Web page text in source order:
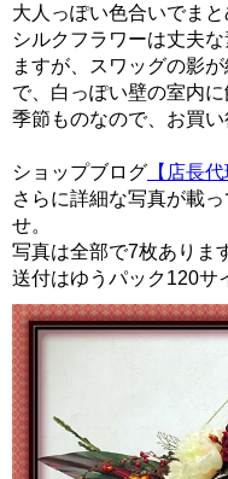
大人っぽい色合いでまと
シルクフラワーは丈夫
ますが、スワッグの影
で、白っぽい壁の室内
季節ものなので、お買い
ショップブログ 【店長
さらに詳細な写真が載
せ。
写真は全部で7枚ありま
送付はゆうパック120サ